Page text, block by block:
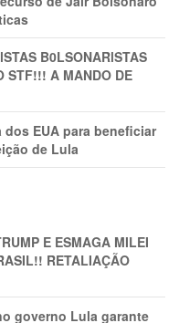
B0LSONARlSTAS
STF!!! A MANDO DE
EUA para beneficiar
de Lula
E ESMAGA MILEI
RETALIAÇÃO
governo Lula garante